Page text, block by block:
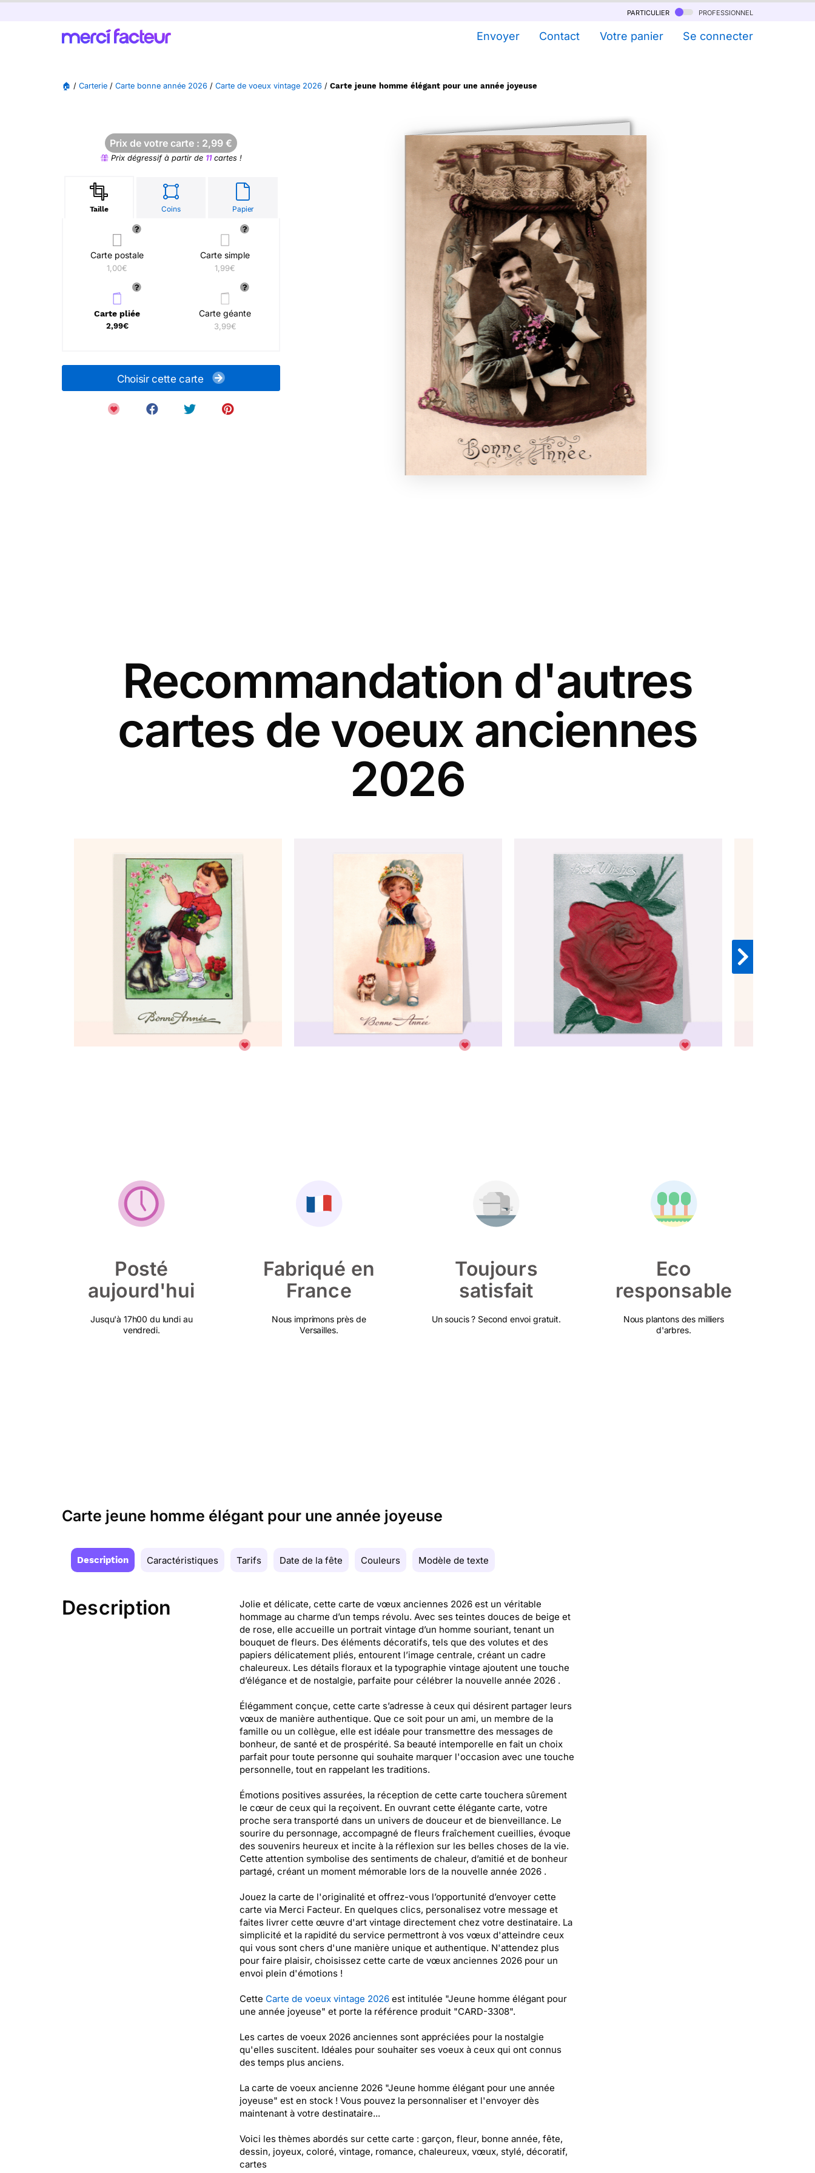
particulier professionnel
Envoyer Contact Votre panier Se connecter
🏠 / Carterie / Carte bonne année 2026 / Carte de voeux vintage 2026 / Carte jeune homme élégant pour une année joyeuse
Prix de votre carte : 2,99 €
Prix dégressif à partir de 11cartes !
Taille Coins Papier
Carte postale
1,00€
Carte simple
1,99€
Carte pliée
2,99€
Carte géante
3,99€
Choisir cette carte
Recommandation d'autres
cartes de voeux anciennes
2026
Posté
aujourd'hui
Jusqu'à 17h00 du lundi au
vendredi.
Fabriqué en
France
Nous imprimons près de
Versailles.
Toujours
satisfait
Un soucis ? Second envoi gratuit.
Eco
responsable
Nous plantons des milliers
d'arbres.
Carte jeune homme élégant pour une année joyeuse
Description Caractéristiques Tarifs Date de la fête Couleurs Modèle de texte
Description
Jolie et délicate, cette carte de vœux anciennes 2026 est un véritable
hommage au charme d’un temps révolu. Avec ses teintes douces de beige et
de rose, elle accueille un portrait vintage d’un homme souriant, tenant un
bouquet de fleurs. Des éléments décoratifs, tels que des volutes et des
papiers délicatement pliés, entourent l’image centrale, créant un cadre
chaleureux. Les détails floraux et la typographie vintage ajoutent une touche
d’élégance et de nostalgie, parfaite pour célébrer la nouvelle année 2026 .
Élégamment conçue, cette carte s’adresse à ceux qui désirent partager leurs
vœux de manière authentique. Que ce soit pour un ami, un membre de la
famille ou un collègue, elle est idéale pour transmettre des messages de
bonheur, de santé et de prospérité. Sa beauté intemporelle en fait un choix
parfait pour toute personne qui souhaite marquer l'occasion avec une touche
personnelle, tout en rappelant les traditions.
Émotions positives assurées, la réception de cette carte touchera sûrement
le cœur de ceux qui la reçoivent. En ouvrant cette élégante carte, votre
proche sera transporté dans un univers de douceur et de bienveillance. Le
sourire du personnage, accompagné de fleurs fraîchement cueillies, évoque
des souvenirs heureux et incite à la réflexion sur les belles choses de la vie.
Cette attention symbolise des sentiments de chaleur, d’amitié et de bonheur
partagé, créant un moment mémorable lors de la nouvelle année 2026 .
Jouez la carte de l'originalité et offrez-vous l’opportunité d’envoyer cette
carte via Merci Facteur. En quelques clics, personalisez votre message et
faites livrer cette œuvre d'art vintage directement chez votre destinataire. La
simplicité et la rapidité du service permettront à vos vœux d'atteindre ceux
qui vous sont chers d'une manière unique et authentique. N'attendez plus
pour faire plaisir, choisissez cette carte de vœux anciennes 2026 pour un
envoi plein d'émotions !
Cette Carte de voeux vintage 2026est intitulée "Jeune homme élégant pour
une année joyeuse" et porte la référence produit "CARD-3308".
Les cartes de voeux 2026 anciennes sont appréciées pour la nostalgie
qu'elles suscitent. Idéales pour souhaiter ses voeux à ceux qui ont connus
des temps plus anciens.
La carte de voeux ancienne 2026 "Jeune homme élégant pour une année
joyeuse" est en stock ! Vous pouvez la personnaliser et l'envoyer dès
maintenant à votre destinataire...
Voici les thèmes abordés sur cette carte : garçon, fleur, bonne année, fête,
dessin, joyeux, coloré, vintage, romance, chaleureux, vœux, stylé, décoratif,
cartes